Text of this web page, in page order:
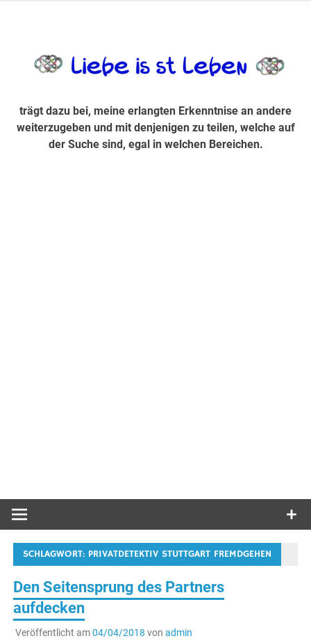
Suche sind, egal in welchen Bereichen.
trägt dazu bei, meine erlangten Erkenntnise an andere
weiterzugeben und mit denjenigen zu teilen, welche auf
der Suche sind, egal in welchen Bereichen.
SCHLAGWORT: PRIVATDETEKTIV STUTTGART FREMDGEHEN
Den Seitensprung des Partners
aufdecken
Veröffentlicht am04/04/2018 von admin